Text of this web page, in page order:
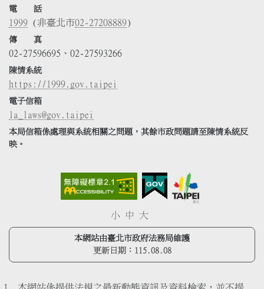
電 話
1999 (非臺北市02-27208889)
傳 真
02-27596695、02-27593266
陳情系統
https://1999.gov.taipei
電子信箱
la_laws@gov.taipei
本局信箱係處理與系統相關之問題，其餘市政問題請至陳情系統反
映。
小 中 大
本網站由臺北市政府法務局維護
更新日期： 115.08.08
本網站係提供法規之最新動態資訊及資料檢索，並不提